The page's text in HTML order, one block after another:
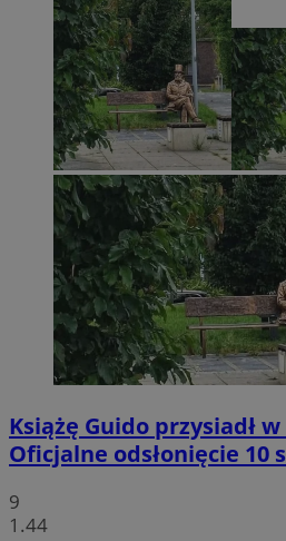
Książę Guido przysiadł
Oficjalne odsłonięcie 10
9
1.44